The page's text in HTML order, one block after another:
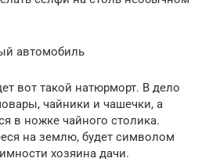
автомобиль
вот такой натюрморт. В дело
чайники и чашечки, а
в ножке чайного столика.
на землю, будет символом
хозяина дачи.